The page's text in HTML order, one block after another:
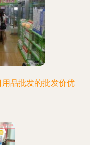
品批发的批发价优